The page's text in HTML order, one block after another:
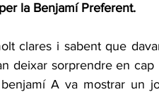
la Benjamí Preferent.
clares i sabent que
deixar sorprendre en
A va mostrar un